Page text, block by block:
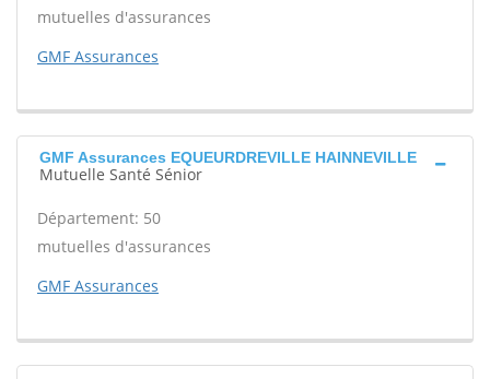
mutuelles d'assurances
GMF Assurances
GMF Assurances EQUEURDREVILLE HAINNEVILLE
Mutuelle Santé Sénior
Département: 50
mutuelles d'assurances
GMF Assurances